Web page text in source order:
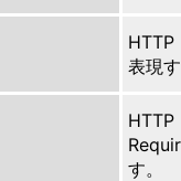
HTTP
表現
HTTP
す。